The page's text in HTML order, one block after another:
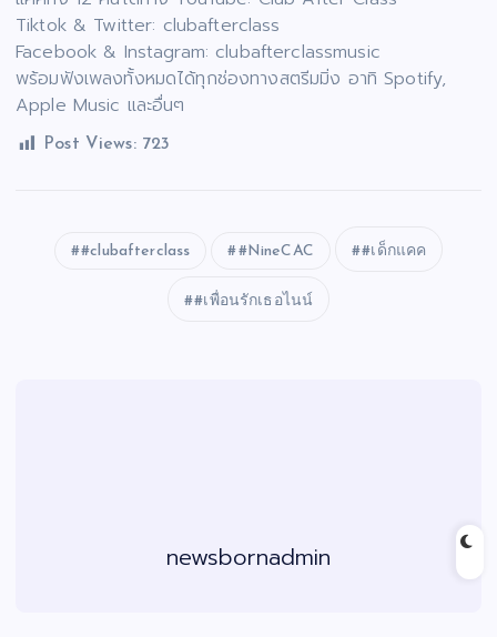
Tiktok & Twitter: clubafterclass
Facebook & Instagram: clubafterclassmusic
พร้อมฟังเพลงทั้งหมดได้ทุกช่องทางสตรีมมิ่ง อาทิ Spotify,
Apple Music และอื่นๆ
Post Views: 723
#clubafterclass #NineCAC #เด็กแคค
#เพื่อนรักเธอไนน์
newsbornadmin